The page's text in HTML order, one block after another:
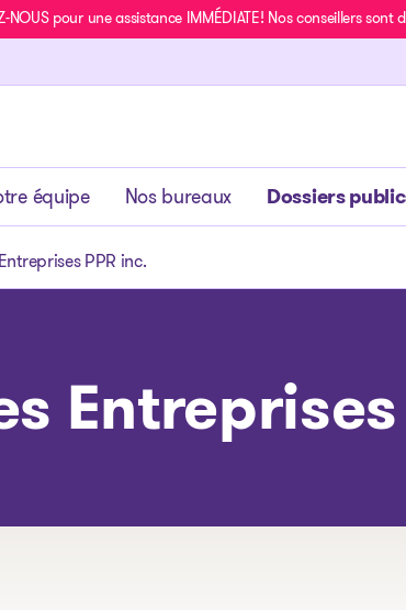
NOUS pour une assistance IMMÉDIATE! Nos conseillers
équipe Nos bureaux Dossiers
PPR inc.